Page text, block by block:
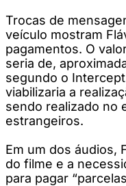
Trocas de
veículo mostram
pagamentos. O
seria de,
segundo o
viabilizaria a
sendo realizado no
estrangeiros.
Em um dos áudios,
do filme e a
para pagar